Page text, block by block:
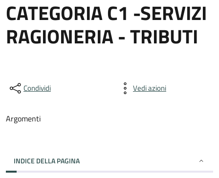
CATEGORIA C1 -SERVIZI
RAGIONERIA - TRIBUTI
Condividi Vedi azioni
Argomenti
INDICE DELLA PAGINA